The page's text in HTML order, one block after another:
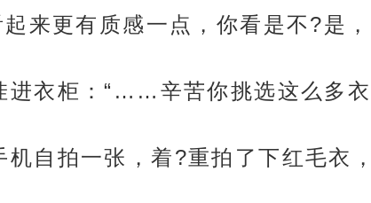
来更有质感一点，你看是不?是
进衣柜：“……辛苦你挑选这么多衣
自拍一张，着?重拍了下红毛衣